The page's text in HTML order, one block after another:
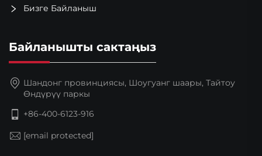
Бизге Байланыш
Байланышты сактаңыз
Шандонг провинциясы, Шоугуанг шаары, Тайтоу
Өндүрүү паркы
+86-400-6123-916
[email protected]